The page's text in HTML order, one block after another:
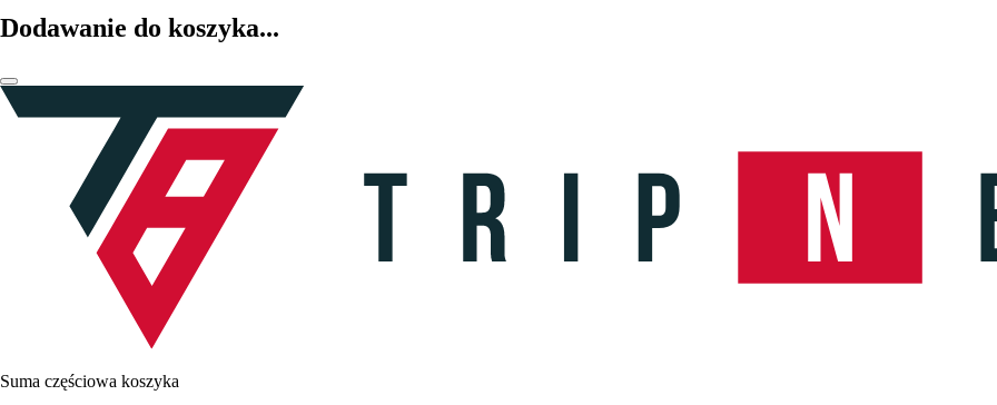
Dodawanie do koszyka...
Suma częściowa koszyka